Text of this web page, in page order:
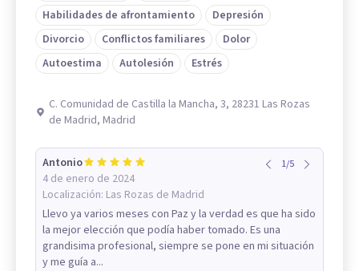
Habilidades de afrontamiento
Depresión
Divorcio
Conflictos familiares
Dolor
Autoestima
Autolesión Estrés
C. Comunidad de Castilla la Mancha, 3, 28231 Las Rozas
de Madrid, Madrid
Antonio
4 de enero de 2024
Localización: Las Rozas de Madrid
1/5
Llevo ya varios meses con Paz y la verdad es que ha sido
la mejor elección que podía haber tomado. Es una
grandisima profesional, siempre se pone en mi situación
y me guía a...